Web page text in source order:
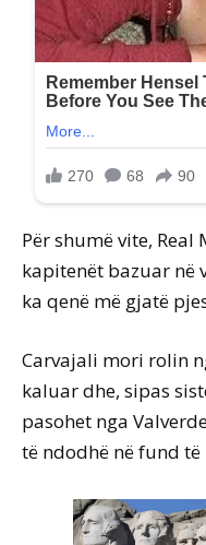
Për shumë vite,
kapitenët bazuar në
ka qenë më gjatë
Carvajali mori rolin
kaluar dhe, sipas
pasohet nga
të ndodhë në fund të